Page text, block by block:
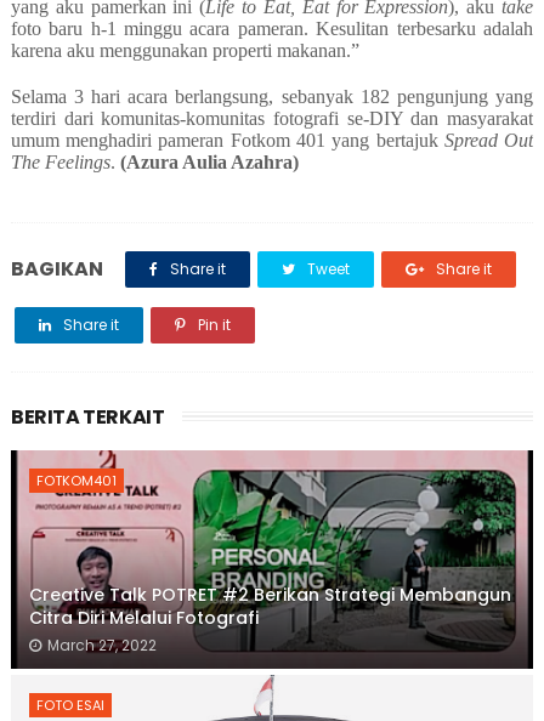
yang aku pamerkan ini (Life to Eat, Eat for Expression), aku take
foto baru h-1 minggu acara pameran. Kesulitan terbesarku adalah
karena aku menggunakan properti makanan.”
Selama 3 hari acara berlangsung, sebanyak 182 pengunjung yang
terdiri dari komunitas-komunitas fotografi se-DIY dan masyarakat
umum menghadiri pameran Fotkom 401 yang bertajuk Spread Out
The Feelings. (Azura Aulia Azahra)
BAGIKAN Share it Tweet Share it
Share it Pin it
BERITA TERKAIT
FOTKOM401
Creative Talk POTRET #2 Berikan Strategi Membangun
Citra Diri Melalui Fotografi
March 27, 2022
FOTO ESAI